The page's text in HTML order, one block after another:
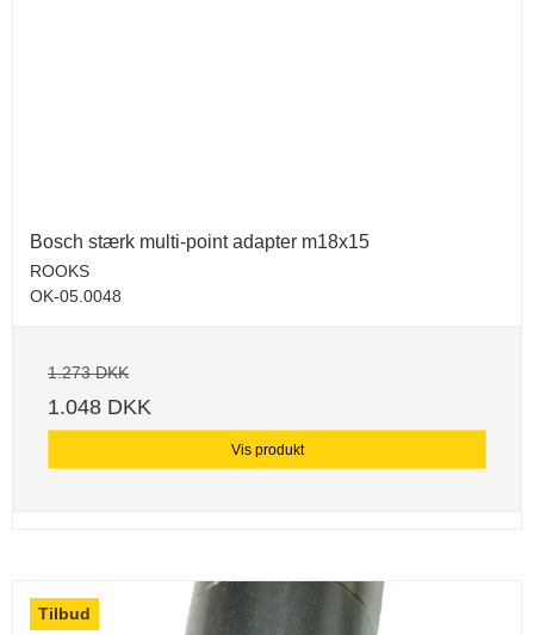
Bosch stærk multi-point adapter m18x15
ROOKS
OK-05.0048
1.273 DKK
1.048 DKK
Vis produkt
Tilbud